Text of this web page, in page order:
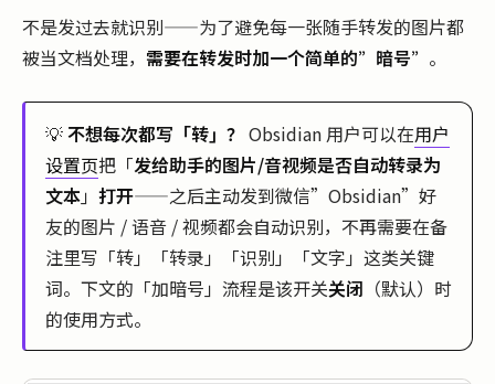
不是发过去就识别——为了避免每一张随手转发的图片都
被当文档处理， 需要在转发时加一个简单的”暗号” 。
💡不想每次都写「转」？ Obsidian 用户可以在用户
设置页把「发给助手的图片/音视频是否自动转录为
文本」 打开——之后主动发到微信”Obsidian”好
友的图片 / 语音 / 视频都会自动识别，不再需要在备
注里写「转」「转录」「识别」「文字」这类关键
词。下文的「加暗号」流程是该开关关闭 （默认）时
的使用方式。